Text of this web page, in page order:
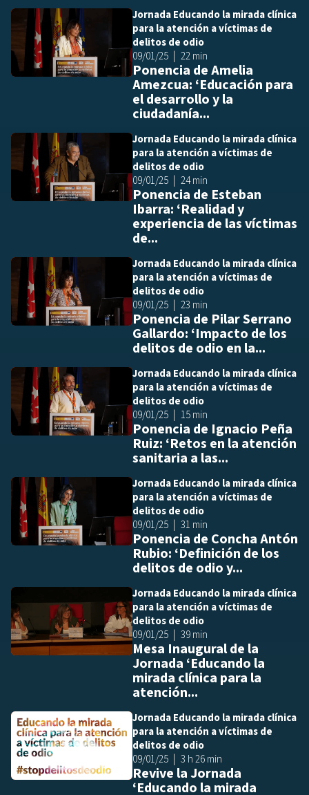
Jornada Educando la mirada clínica
para la atención a víctimas de
delitos de odio
09/01/25
22 min
Ponencia de Amelia
Amezcua: ‘Educación para
el desarrollo y la
ciudadanía...
Jornada Educando la mirada clínica
para la atención a víctimas de
delitos de odio
09/01/25
24 min
Ponencia de Esteban
Ibarra: ‘Realidad y
experiencia de las víctimas
de...
Jornada Educando la mirada clínica
para la atención a víctimas de
delitos de odio
09/01/25
23 min
Ponencia de Pilar Serrano
Gallardo: ‘Impacto de los
delitos de odio en la...
Jornada Educando la mirada clínica
para la atención a víctimas de
delitos de odio
09/01/25
15 min
Ponencia de Ignacio Peña
Ruiz: ‘Retos en la atención
sanitaria a las...
Jornada Educando la mirada clínica
para la atención a víctimas de
delitos de odio
09/01/25
31 min
Ponencia de Concha Antón
Rubio: ‘Definición de los
delitos de odio y...
Jornada Educando la mirada clínica
para la atención a víctimas de
delitos de odio
09/01/25
39 min
Mesa Inaugural de la
Jornada ‘Educando la
mirada clínica para la
atención...
Jornada Educando la mirada clínica
para la atención a víctimas de
delitos de odio
09/01/25
3 h 26 min
Revive la Jornada
‘Educando la mirada